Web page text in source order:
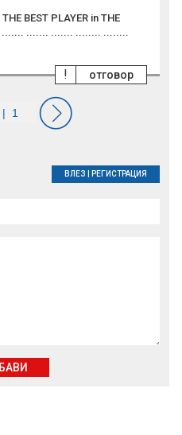
BEST PLAYER in THE
....... ....... ....... ........ ........
отговор
!
ВЛЕЗ РЕГИСТРАЦИЯ